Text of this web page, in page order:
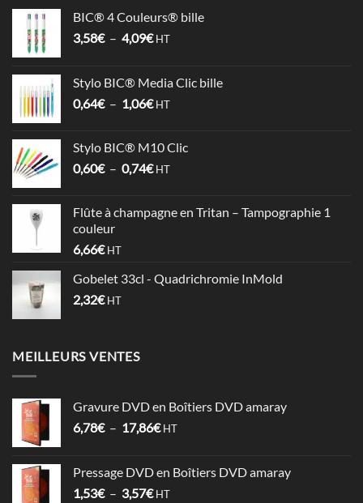
BIC® 4 Couleurs® bille
3,58€ – 4,09€Plage
3,58€
à
HT
Stylo BIC® Media Clic bille
0,64€ – 1,06€Plage
0,64€
à
HT
Stylo BIC® M10 Clic
0,60€ – 0,74€Plage
0,60€
HT
Flûte à champagne en Tritan – Tampographie 1
couleur
6,66€ HT
Gobelet 33cl - Quadrichromie InMold
2,32€ HT
MEILLEURS VENTES
Gravure DVD en Boîtiers DVD amaray
6,78€ – 17,86€Plage
6,78€
à
HT
Pressage DVD en Boîtiers DVD amaray
1,53€ – 3,57€Plage
HT